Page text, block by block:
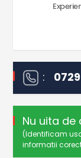
:
Nu uita de
(Identificam
informatii